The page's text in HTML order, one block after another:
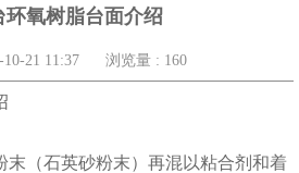
环氧树脂台面介绍
21 11:37 浏览量 : 160
末（石英砂粉末）再混以粘合剂和着